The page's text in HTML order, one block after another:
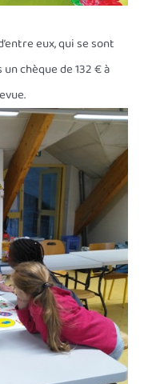
eux, qui se sont
chèque de 132 € à